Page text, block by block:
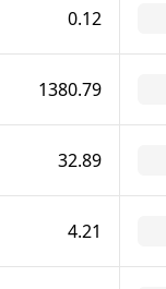
0.12
1380.79
32.89
4.21